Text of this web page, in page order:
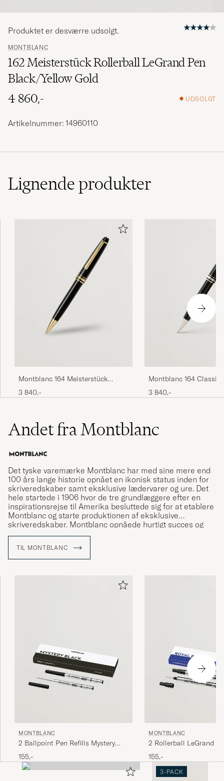
MONTBLANC
162 Meisterstück Rollerball LeGrand Pen
Black/Yellow Gold
4 860,-
UDSOLGT
Produktet er desværre udsolgt.
Artikelnummer: 14960110
Lignendeprodukter
Montblanc 164 Meisterstück
Ballpoint Pen Black
3 840,-
Montblanc 164
Meisterstück Ballpoint
Platinum Line
3 840,-
Andet fra Montblanc
Det tyske varemærke Montblanc har med sine mere end
100 års lange historie opnået en ikonisk status inden for
skriveredskaber samt eksklusive lædervarer og ure. Det
hele startede i 1906 hvor de tre grundlæggere efter en
inspirationsrejse til Amerika besluttede sig for at etablere
Montblanc og starte produktionen af eksklusive
skriveredskaber. Montblanc opnåede hurtigt succes og
revolutionerede kunsten at skrive i hånden – resten er
TIL MONTBLANC
MONTBLANC
2 Ballpoint Pen Refills Mystery
Black
155,-
MONTBLANC
2 Rollerball LeGrand
Royal Blue
155,-
3-PACK